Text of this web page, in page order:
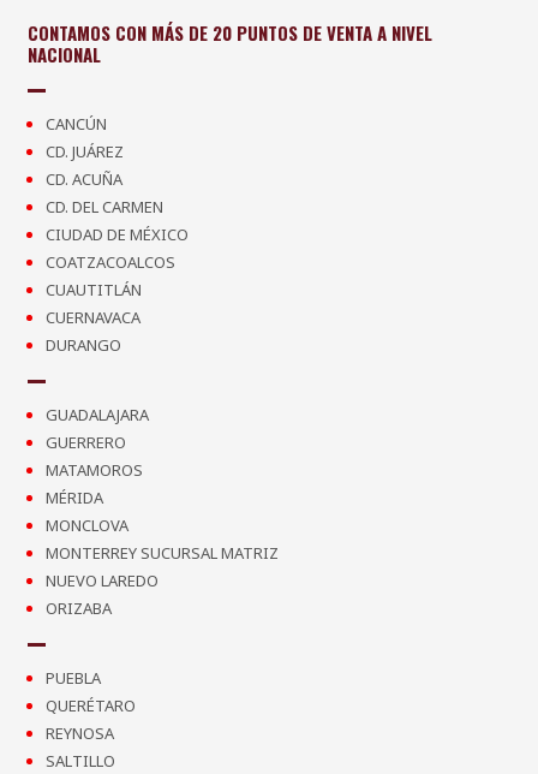
CONTAMOS CON MÁS DE 20 PUNTOS DE VENTA A NIVEL
NACIONAL
CANCÚN
CD. JUÁREZ
CD. ACUÑA
CD. DEL CARMEN
CIUDAD DE MÉXICO
COATZACOALCOS
CUAUTITLÁN
CUERNAVACA
DURANGO
GUADALAJARA
GUERRERO
MATAMOROS
MÉRIDA
MONCLOVA
MONTERREY SUCURSAL MATRIZ
NUEVO LAREDO
ORIZABA
PUEBLA
QUERÉTARO
REYNOSA
SALTILLO